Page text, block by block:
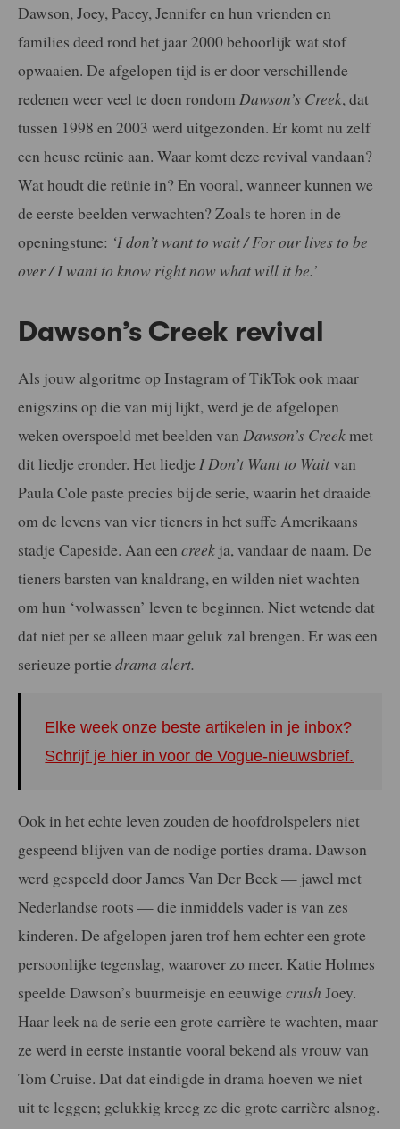
Dawson, Joey, Pacey, Jennifer en hun vrienden en
families deed rond het jaar 2000 behoorlijk wat stof
opwaaien. De afgelopen tijd is er door verschillende
redenen weer veel te doen rondom Dawson’s Creek, dat
tussen 1998 en 2003 werd uitgezonden. Er komt nu zelf
een heuse reünie aan. Waar komt deze revival vandaan?
Wat houdt die reünie in? En vooral, wanneer kunnen we
de eerste beelden verwachten? Zoals te horen in de
openingstune: ‘I don’t want to wait / For our lives to be
over / I want to know right now what will it be.’
Dawson’s Creek revival
Als jouw algoritme op Instagram of TikTok ook maar
enigszins op die van mij lijkt, werd je de afgelopen
weken overspoeld met beelden van Dawson’s Creek met
dit liedje eronder. Het liedje I Don’t Want to Waitvan
Paula Cole paste precies bij de serie, waarin het draaide
om de levens van vier tieners in het suffe Amerikaans
stadje Capeside. Aan een creek ja, vandaar de naam. De
tieners barsten van knaldrang, en wilden niet wachten
om hun ‘volwassen’ leven te beginnen. Niet wetende dat
dat niet per se alleen maar geluk zal brengen. Er was een
serieuze portie drama alert.
Elke week onze beste artikelen in je inbox?
Schrijf je hier in voor de Vogue-nieuwsbrief.
Ook in het echte leven zouden de hoofdrolspelers niet
gespeend blijven van de nodige porties drama. Dawson
werd gespeeld door James Van Der Beek — jawel met
Nederlandse roots — die inmiddels vader is van zes
kinderen. De afgelopen jaren trof hem echter een grote
persoonlijke tegenslag, waarover zo meer. Katie Holmes
speelde Dawson’s buurmeisje en eeuwige crush Joey.
Haar leek na de serie een grote carrière te wachten, maar
ze werd in eerste instantie vooral bekend als vrouw van
Tom Cruise. Dat dat eindigde in drama hoeven we niet
uit te leggen; gelukkig kreeg ze die grote carrière alsnog.